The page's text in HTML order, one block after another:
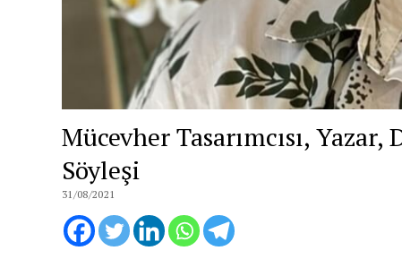
Mücevher Tasarımcısı,
Söyleşi
31/08/2021